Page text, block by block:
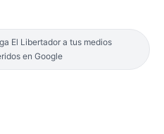
El Libertador a tus medios
en Google